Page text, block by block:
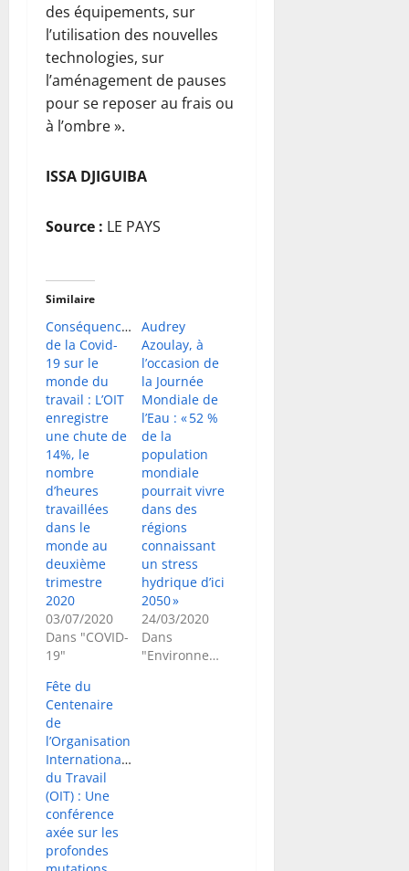
des équipements, sur
l’utilisation des nouvelles
technologies, sur
l’aménagement de pauses
pour se reposer au frais ou
à l’ombre ».
ISSA DJIGUIBA
Source : LE PAYS
Similaire
Conséquences
de la Covid-
19 sur le
monde du
travail : L’OIT
enregistre
une chute de
14%, le
nombre
d’heures
travaillées
dans le
monde au
deuxième
trimestre
2020
03/07/2020
Dans "COVID-
19"
Audrey
Azoulay, à
l’occasion de
la Journée
Mondiale de
l’Eau : « 52 %
de la
population
mondiale
pourrait vivre
dans des
régions
connaissant
un stress
hydrique d’ici
2050 »
24/03/2020
Dans
"Environnement"
Fête du
Centenaire
de
l’Organisation
Internationale
du Travail
(OIT) : Une
conférence
axée sur les
profondes